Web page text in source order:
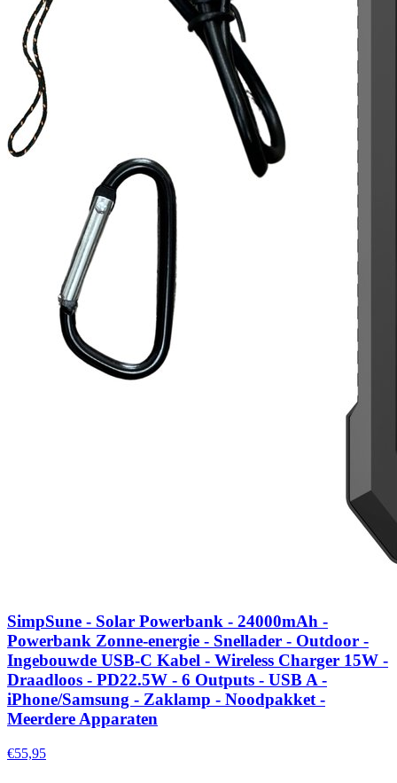
SimpSune - Solar Powerbank - 24000mAh -
Powerbank Zonne-energie - Snellader - Outdoor -
Ingebouwde USB-C Kabel - Wireless Charger 15W -
Draadloos - PD22.5W - 6 Outputs - USB A -
iPhone/Samsung - Zaklamp - Noodpakket -
Meerdere Apparaten
€55,95